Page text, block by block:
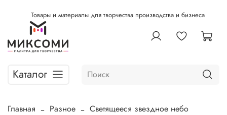
Товары и материалы для творчества производства и бизнеса
Каталог
Главная Разное Светящееся звездное небо